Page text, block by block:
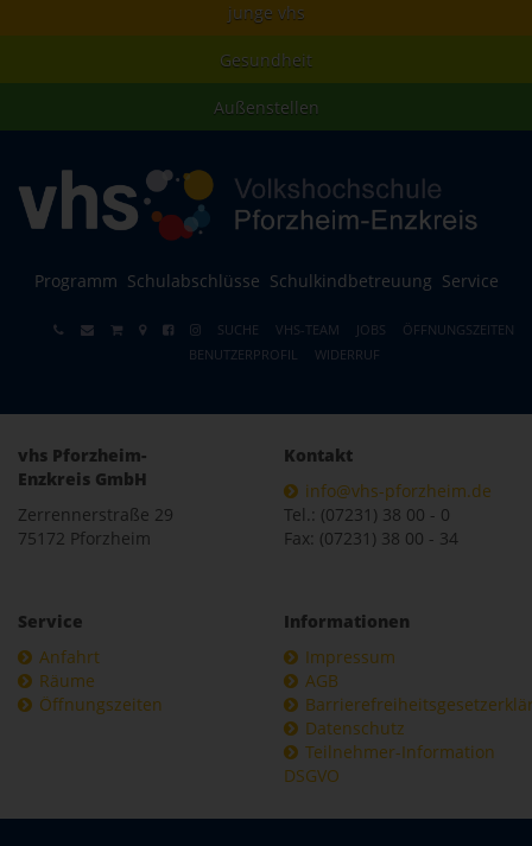
junge vhs
Gesundheit
Außenstellen
Programm Schulabschlüsse Schulkindbetreuung Service
SUCHE VHS-TEAM JOBS
ÖFFNUNGSZEITEN
BENUTZERPROFIL
WIDERRUF
vhs Pforzheim-
Enzkreis GmbH
Zerrennerstraße 29
75172 Pforzheim
Kontakt
info@vhs-pforzheim.de
Tel.: (07231) 38 00 - 0
Fax: (07231) 38 00 - 34
Service
Anfahrt
Räume
Öffnungszeiten
Informationen
Impressum
AGB
Datenschutz
Teilnehmer-Information
DSGVO